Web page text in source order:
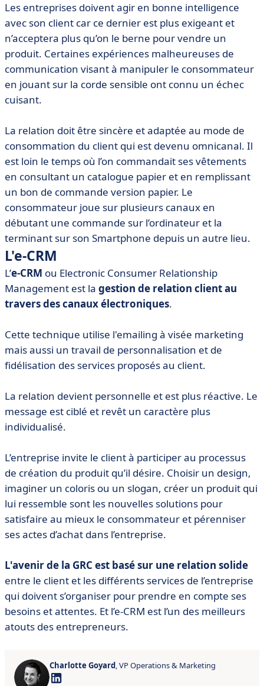
Les entreprises doivent agir en bonne intelligence
avec son client car ce dernier est plus exigeant et
n’acceptera plus qu’on le berne pour vendre un
produit. Certaines expériences malheureuses de
communication visant à manipuler le consommateur
en jouant sur la corde sensible ont connu un échec
cuisant.
La relation doit être sincère et adaptée au mode de
consommation du client qui est devenu omnicanal. Il
est loin le temps où l’on commandait ses vêtements
en consultant un catalogue papier et en remplissant
un bon de commande version papier. Le
consommateur joue sur plusieurs canaux en
débutant une commande sur l’ordinateur et la
terminant sur son Smartphone depuis un autre lieu.
L'e-CRM
L’e-CRM ou Electronic Consumer Relationship
Management est la gestion de relation client au
travers des canaux électroniques.
Cette technique utilise l'emailing à visée marketing
mais aussi un travail de personnalisation et de
fidélisation des services proposés au client.
La relation devient personnelle et est plus réactive. Le
message est ciblé et revêt un caractère plus
individualisé.
L’entreprise invite le client à participer au processus
de création du produit qu’il désire. Choisir un design,
imaginer un coloris ou un slogan, créer un produit qui
lui ressemble sont les nouvelles solutions pour
satisfaire au mieux le consommateur et pérenniser
ses actes d’achat dans l’entreprise.
L'avenir de la GRC est basé sur une relation solide
entre le client et les différents services de l’entreprise
qui doivent s’organiser pour prendre en compte ses
besoins et attentes. Et l’e-CRM est l’un des meilleurs
atouts des entrepreneurs.
Charlotte Goyard, VP Operations & Marketing